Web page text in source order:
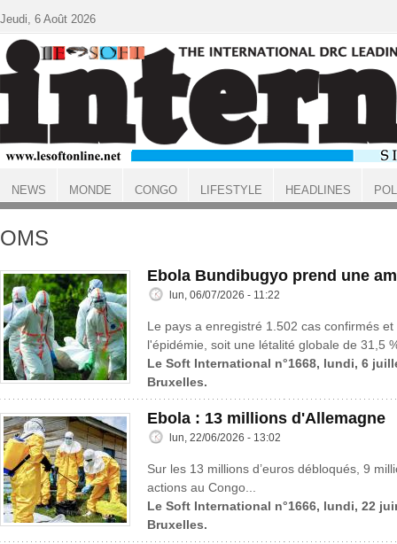
ACCUEIL
OMS
Ebola Bundibugyo prend une
lun, 06/07/2026 - 11:22
Le pays a enregistré 1.502 cas confirmés
l'épidémie, soit une létalité globale de 31,5
Le Soft International n°1668, lundi, 6
Bruxelles.
Ebola : 13 millions d'Allemagne
lun, 22/06/2026 - 13:02
Sur les 13 millions d’euros débloqués, 9
actions au Congo...
Le Soft International n°1666, lundi, 22
Bruxelles.
Jeudi, 6 Août 2026
NEWS MONDE CONGO LIFESTYLE HEADLINES